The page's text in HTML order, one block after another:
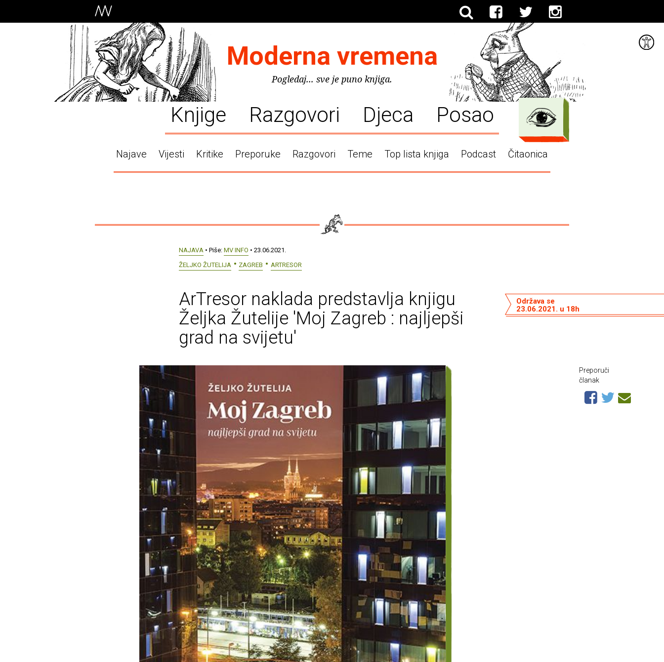
Moderna vremena
Pogledaj... sve je puno knjiga.
Knjige Razgovori Djeca Posao
Najave Vijesti Kritike Preporuke Razgovori Teme Top lista knjiga Podcast Čitaonica
NAJAVA • Piše: MV INFO • 23.06.2021.
ŽELJKO ŽUTELIJA
ZAGREB ARTRESOR
ArTresor naklada predstavlja knjigu
Željka Žutelije 'Moj Zagreb : najljepši
grad na svijetu'
Održava se
23.06.2021. u 18h
Preporuči
članak